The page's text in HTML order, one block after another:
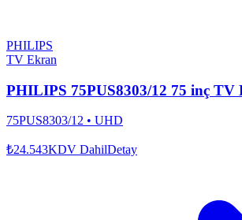
PHILIPS
TV Ekran
PHILIPS 75PUS8303/12 75 inç TV
75PUS8303/12 • UHD
₺24.543KDV DahilDetay